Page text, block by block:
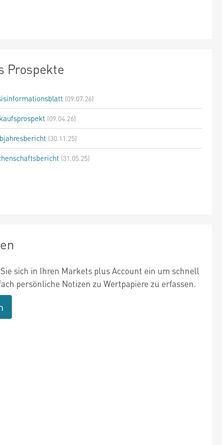
Prospekte
(09.07.26)
(09.04.26)
(30.11.25)
(31.05.25)
sich in Ihren Markets plus Account ein um schnell
persönliche Notizen zu Wertpapiere zu erfassen.